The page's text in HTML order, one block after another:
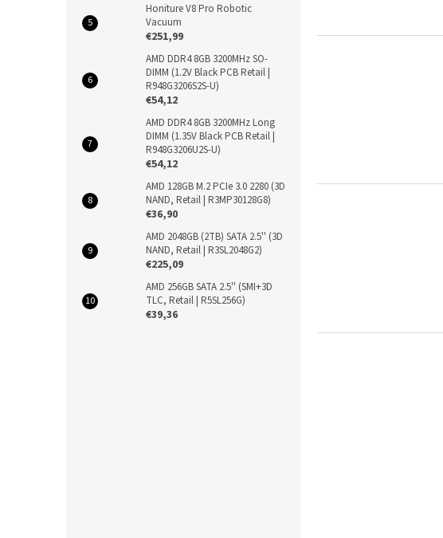
Honiture V8 Pro Robotic
Vacuum
€251,99
AMD DDR4 8GB 3200MHz SO-
DIMM (1.2V Black PCB Retail |
R948G3206S2S-U)
€54,12
AMD DDR4 8GB 3200MHz Long
DIMM (1.35V Black PCB Retail |
R948G3206U2S-U)
€54,12
AMD 128GB M.2 PCIe 3.0 2280 (3D
NAND, Retail | R3MP30128G8)
€36,90
AMD 2048GB (2TB) SATA 2.5'' (3D
NAND, Retail | R3SL2048G2)
€225,09
AMD 256GB SATA 2.5'' (SMI+3D
TLC, Retail | R5SL256G)
€39,36